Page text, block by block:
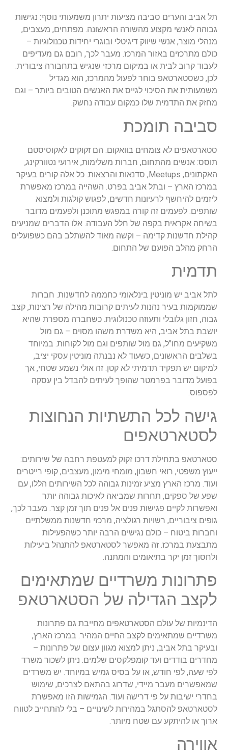
תל אביב והערים סביבה מציעות יתרון משמעותי נוסף: נגישות
גבוהה לאנשי מקצוע מהשורה הראשונה. מפתחים, מעצבים,
מנהלי מוצר, אנשי שיווק דיגיטלי ובוגרי יחידות טכנולוגיות –
כולם מתרכזים באזור המרכז. מעבר לכך, רובם גם מעדיפים
לעבוד קרוב לבית או במיקום מרכזי שנגיש בתחבורה ציבורית.
לכן, כשסטארטאפ בוחר לפעול מהמרכז, הוא מגדיל
משמעותית את הסיכוי לגייס את האנשים הטובים ביותר – וגם
מחזק את התדמית שלו כמקום עבודה נחשק.
סביבה תומכת
סטארטאפים לא צומחים בוואקום. הם זקוקים לאקוסיסטם
תוסס: אנשים מהתחום, חברות משלימות, אירועי נטוורקינג,
האקתונים, Meetups, סדנאות והרצאות. כל אלה קורים בעיקר
במרכז הארץ – ובתל אביב בפרט. השהייה במרכז מאפשרת
ליזמים להיחשף לרעיונות חדשים, לפגוש קולגות ולמצוא
שותפים. לפעמים זה קורה במפגש מתוכנן ולפעמים מדובר
בשיחה אקראית בקפה של חלל העבודה. אלו הדברים שמניעים
קהילת חדשנות קדימה – וקשה מאוד להשתלב בהם כשפועלים
הרחק מהלב הפועם של התחום.
תדמית
לתל אביב יש מוניטין בינלאומי כחממה לחדשנות. חברות
שממוקמות בעיר נהנות לעיתים קרובות מהילה של רצינות, קצב
גבוה, חזון גלובלי ותעוזה טכנולוגית. כשחברה מספרת שהיא
יושבת בתל אביב, היא משדרת משהו מסוים – גם מול
משקיעים מחו"ל, גם מול שותפים וגם מול לקוחות. במיוחד
בשלבים הראשונים, כשעוד לא נבנתה מוניטין עסקי יציב,
למיקום יש תפקיד תדמיתי לא קטן. זה אולי נשמע שטחי, אך
בפועל מדובר בפרמטר שהופך לעיתים להבדל בין עסקה
לפספוס.
גישה לכל התשתיות הנחוצות
לסטארטאפים
סטארטאפ בתחילת דרכו זקוק למעטפת רחבה של שירותים:
ייעוץ משפטי, רואי חשבון, מומחי מימון, מעצבים, קופי רייטרים
ועוד. מרכז הארץ מציע זמינות גבוהה לכל השירותים הללו, עם
שפע של ספקים, תחרות שמביאה לאיכות גבוהה יותר
ואפשרות לקיים פגישות פנים אל פנים תוך זמן קצר. מעבר לכך,
גופים ציבוריים, רשויות רגולציה, מרכזי חדשנות ממשלתיים
וחברות ביטוח – כולם נגישים הרבה יותר כשהפעילות
מתבצעת במרכז. זה מאפשר לסטארטאפ להתנהל ביעילות
ולחסוך זמן יקר בתיאומים והמתנה.
פתרונות משרדיים שמתאימים
לקצב הגדילה של הסטארטאפ
הדינמיות של עולם הסטארטאפים מחייבת גם פתרונות
משרדיים שמתאימים לקצב החיים המהיר. במרכז הארץ,
ובעיקר בתל אביב, ניתן למצוא מגוון עצום של פתרונות –
מחדרים בודדים ועד קומפלקסים שלמים. ניתן לשכור משרד
לפי שעה, לפי חודש, או על בסיס גמיש במיוחד. יש משרדים
שמאפשרים מעבר מיידי, שדרוג בהתאם לצרכים, שימוש
בחדרי ישיבות על פי דרישה ועוד. הגמישות הזו מאפשרת
לסטארטאפ להסתגל במהירות לשינויים – בלי להתחייב לטווח
ארוך או להיתקע עם שטח מיותר.
אווירה